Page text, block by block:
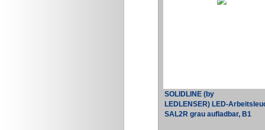
SOLIDLINE (by
LEDLENSER) LED-
SAL2R grau aufladbar, B1